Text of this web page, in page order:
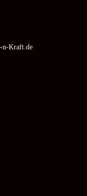
n-Kraft.de